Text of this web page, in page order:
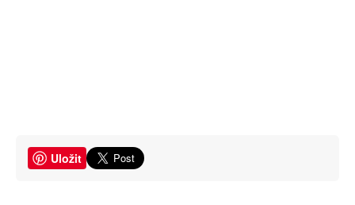
Uložit